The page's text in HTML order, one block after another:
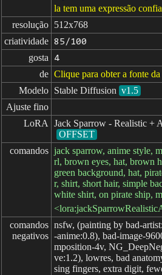
la tem uma expressão
resolução 512x768
criatividade 85/100
gosta 4
de Clique para obter a fonte
Modelo Stable Diffusion v1.5
Ajuste fino
LoRA
Jack Sparrow - Realistic +
OFFSET
comandos jack sparrow, anime style,
rl, brown eyes, hat, brown
green background, hat,
r, shirt, short hair, simple
white shirt, on pirate ship,
comandos
negativos
nsfw, (painting by bad-
-anime:0.8), bad-image-
mposition-4v,
ve:1.2), lowres, bad
sing fingers, extra digit,